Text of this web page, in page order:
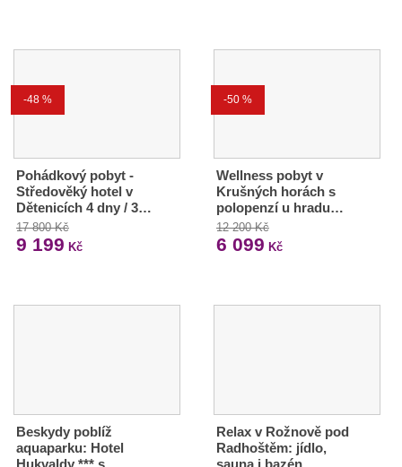
-48 %
Pohádkový pobyt -
Středověký hotel v
Dětenicích 4 dny / 3…
17 800 Kč
9 199 Kč
-50 %
Wellness pobyt v
Krušných horách s
polopenzí u hradu…
12 200 Kč
6 099 Kč
Beskydy poblíž
aquaparku: Hotel
Relax v Rožnově pod
Radhoštěm: jídlo,